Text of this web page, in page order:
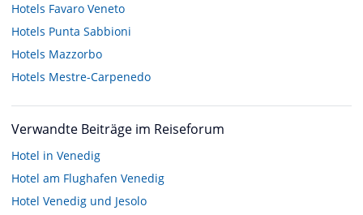
Hotels Favaro Veneto
Hotels Punta Sabbioni
Hotels Mazzorbo
Hotels Mestre-Carpenedo
Verwandte Beiträge im Reiseforum
Hotel in Venedig
Hotel am Flughafen Venedig
Hotel Venedig und Jesolo